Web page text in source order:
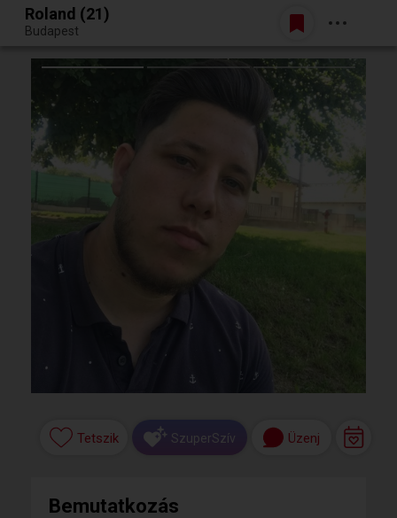
Egy jó randiból bármi lehet.
Belépés
Roland (21)
Budapest
Tetszik SzuperSzív Üzenj
Bemutatkozás